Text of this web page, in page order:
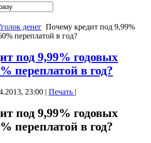
денег Почему кредит под 9,99%
переплатой в год?
под 9,99% годовых
переплатой в год?
23:00 | Печать |
под 9,99% годовых
переплатой в год?